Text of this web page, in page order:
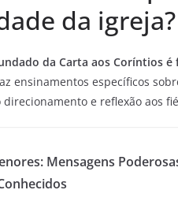
da igreja?
da Carta aos Coríntios
ensinamentos específicos
e reflexão aos
Mensagens